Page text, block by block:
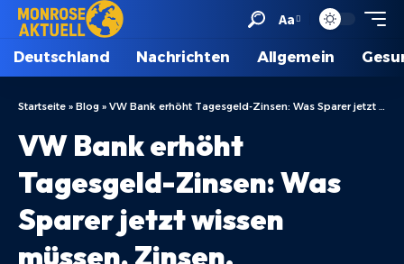
Aa
Deutschland Nachrichten Allgemein
Startseite » Blog » VW Bank erhöht Tagesgeld-Zinsen: Was Sparer jetzt wissen müssen. Zinsen, Konditionen und Vergleich
VW Bank erhöht
Tagesgeld-Zinsen: Was
Sparer jetzt wissen
müssen. Zinsen,